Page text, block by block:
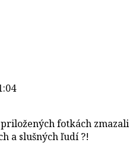
fotkách zmazali
a slušných ľudí ?!